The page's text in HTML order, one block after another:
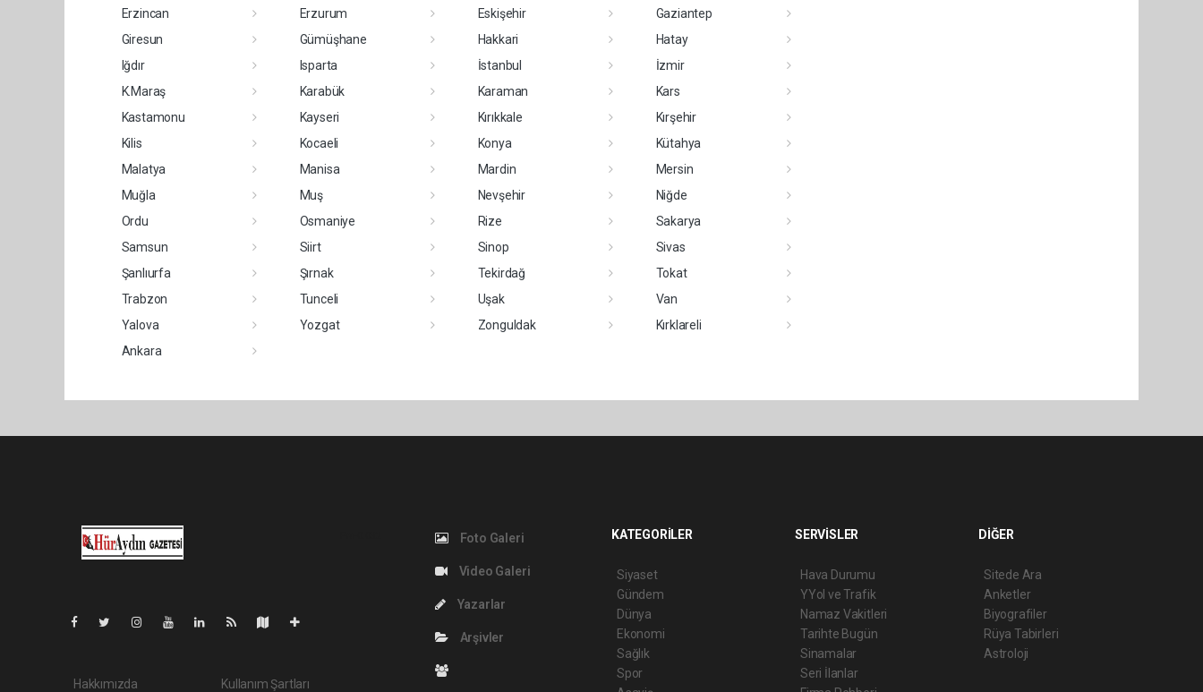
Erzincan
Erzurum Eskişehir
Gaziantep
Giresun
Gümüşhane Hakkari
Hatay
Iğdır
Isparta İstanbul
İzmir
K.Maraş
Karabük Karaman
Kars
Kastamonu
Kayseri Kırıkkale
Kırşehir
Kilis
Kocaeli Konya
Kütahya
Malatya
Manisa Mardin
Mersin
Muğla
Muş Nevşehir
Niğde
Ordu
Osmaniye Rize
Sakarya
Samsun
Siirt Sinop
Sivas
Şanlıurfa
Şırnak Tekirdağ
Tokat
Trabzon
Tunceli Uşak
Van
Yalova
Yozgat Zonguldak
Kırklareli
Ankara
Hakkımızda Kullanım Şartları
Foto Galeri
Video Galeri
Yazarlar
Arşivler
KATEGORİLER
Siyaset
Gündem
Dünya
Ekonomi
Sağlık
Spor
SERVİSLER
Hava Durumu
YYol ve Trafik
Namaz Vakitleri
Tarihte Bugün
Sinamalar
Seri İlanlar
DİĞER
Sitede Ara
Anketler
Biyografiler
Rüya Tabirleri
Astroloji